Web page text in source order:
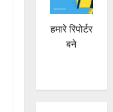
हमारे रिपोर्टर
बने